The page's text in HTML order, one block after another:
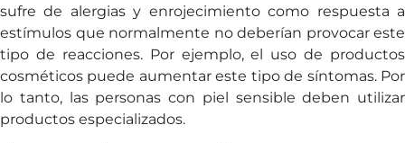
sufre de alergias y enrojecimiento como respuesta a
estímulos que normalmente no deberían provocar este
tipo de reacciones. Por ejemplo, el uso de productos
cosméticos puede aumentar este tipo de síntomas. Por
lo tanto, las personas con piel sensible deben utilizar
productos especializados.